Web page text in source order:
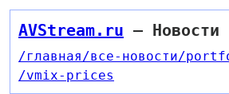
AVStream.ru — Новости
/главная/все-новости/
/vmix-prices